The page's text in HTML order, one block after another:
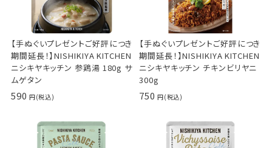
【手ぬぐいプレゼントご好評につき
期間延長！】NISHIKIYA KITCHEN
ニシキヤキッチン 参鶏湯 180g サ
ムゲタン
590
【手ぬぐいプレゼントご好評につき
期間延長！】NISHIKIYA KITCHEN
ニシキヤキッチン チキンビリヤニ
300g
750